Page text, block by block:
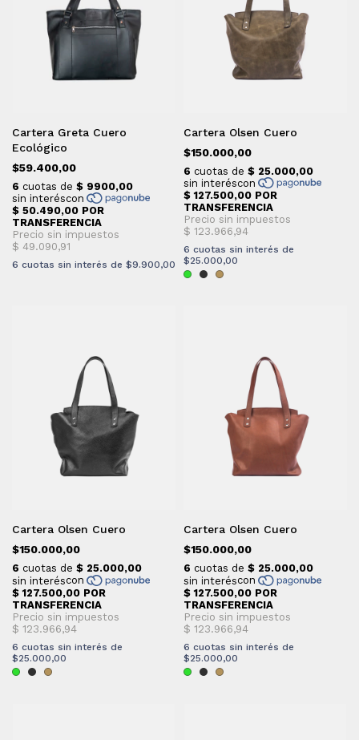
Cartera Greta Cuero
Ecológico
$59.400,00
6 cuotas sin interés de $9.900,00
Cartera Olsen Cuero
$150.000,00
6 cuotas sin interés de
$25.000,00
Cartera Olsen Cuero
$150.000,00
6 cuotas sin interés de
$25.000,00
Cartera Olsen Cuero
$150.000,00
6 cuotas sin interés de
$25.000,00